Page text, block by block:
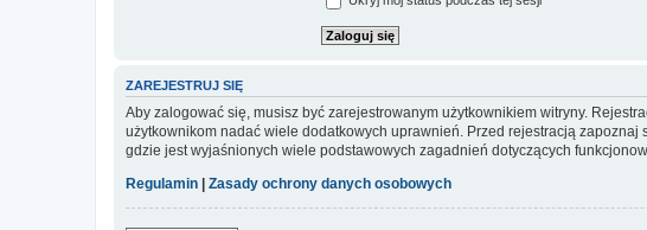
ZAREJESTRUJ SIĘ
Aby zalogować się, musisz być zarejestrowanym użytkownikiem witryny.
użytkownikom nadać wiele dodatkowych uprawnień. Przed rejestracją
gdzie jest wyjaśnionych wiele podstawowych zagadnień dotyczących
Regulamin
Zasady ochrony danych osobowych